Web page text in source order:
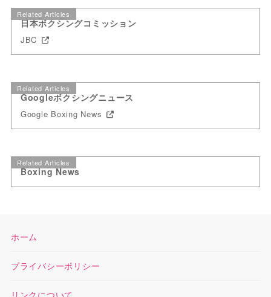
Related Articles
日本ボクシングコミッション
JBC
Related Articles
Googleボクシングニュース
Google Boxing News
Related Articles
Boxing News
ホーム
プライバシーポリシー
リンクについて